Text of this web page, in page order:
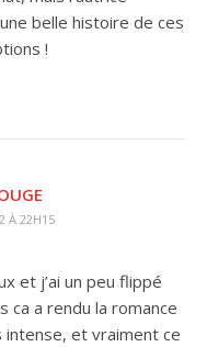
belle histoire de ces
!
À 22H15
et j’ai un peu flippé
ca a rendu la romance
intense, et vraiment ce